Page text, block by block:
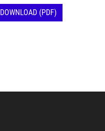
DOWNLOAD (PDF)